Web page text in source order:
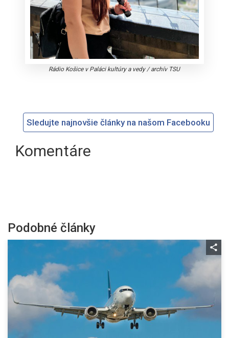
Rádio Košice v Paláci kultúry a vedy/archív TSU
Sledujte najnovšie články na našom Facebooku
Komentáre
Podobné články